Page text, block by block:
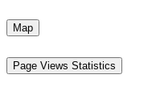
Map
Page Views Statistics